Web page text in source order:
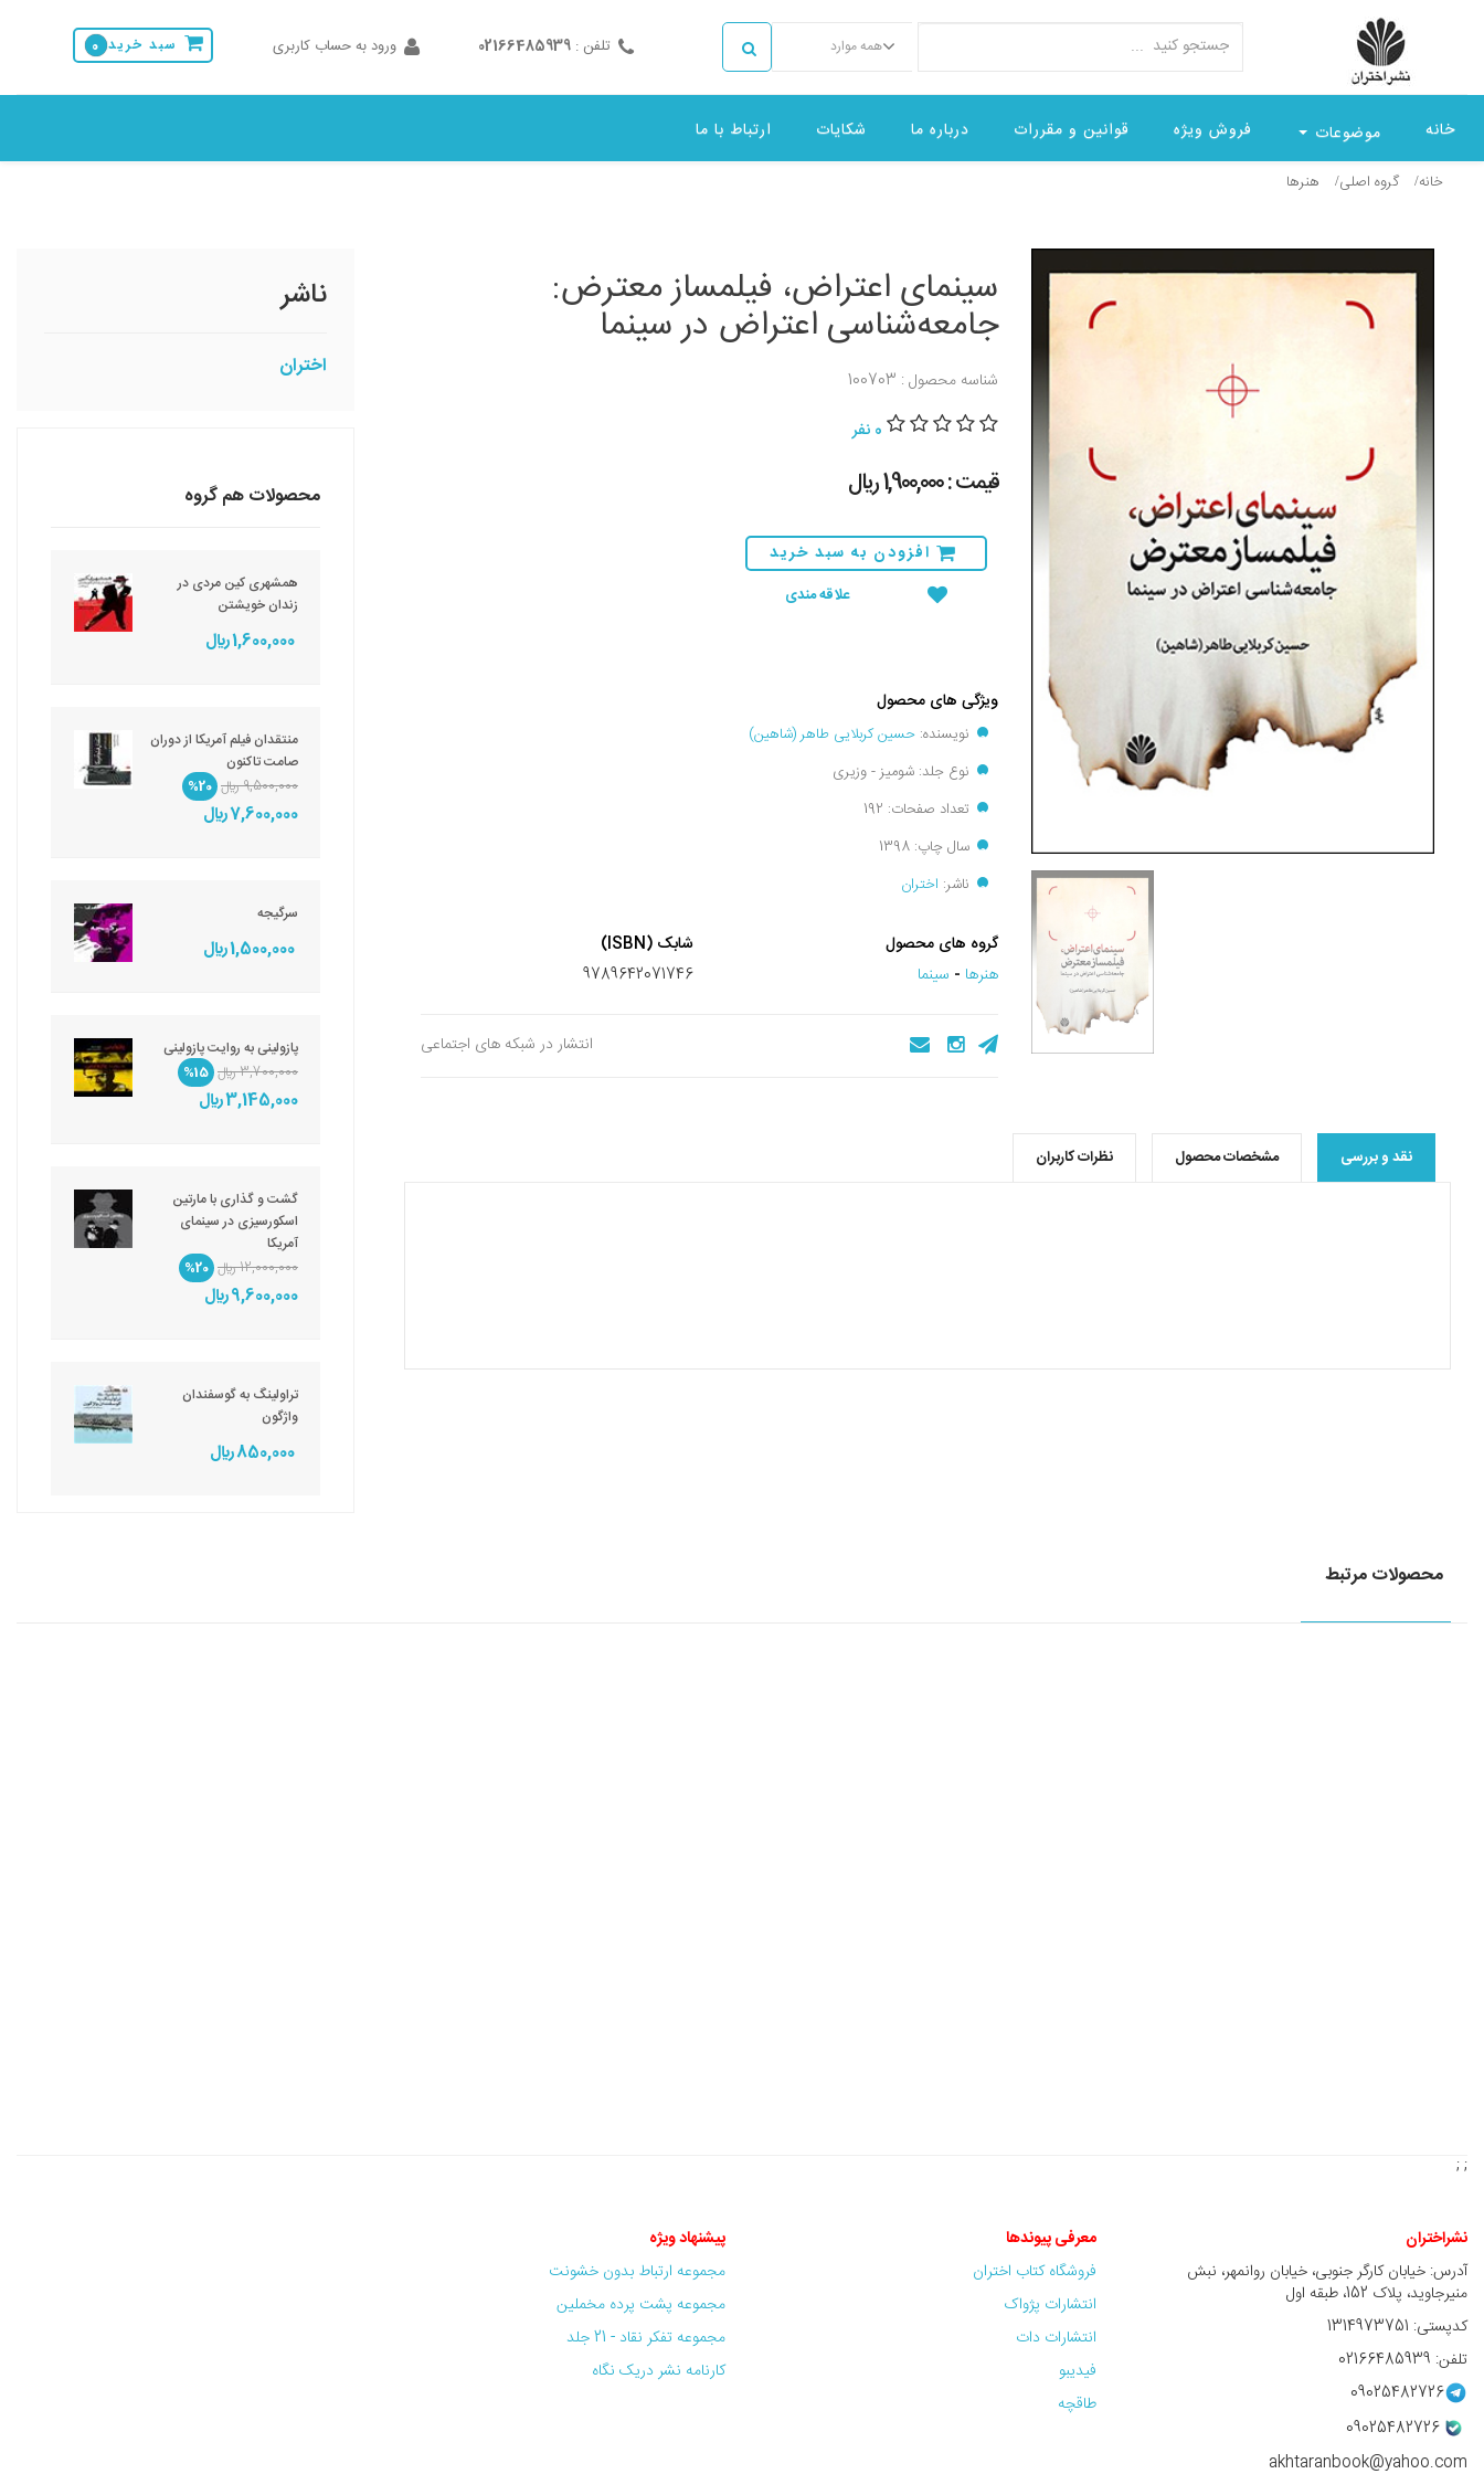
همه موارد تلفن : 02166485939 ورود به حساب کاربری سبد خرید 0
خانه موضوعات فروش ویژه قوانین و مقررات درباره ما شکایات ارتباط با ما
خانه گروه اصلی هنرها
سینمای اعتراض، فیلمساز معترض:
جامعه‌شناسی اعتراض در سینما
شناسه محصول : 100703
0 نفر
قیمت : 1,900,000 ريال
افزودن به سبد خرید
علاقه مندی
ویژگی های محصول
نویسنده: حسین کربلایی طاهر (شاهین)
نوع جلد: شومیز - وزیری
تعداد صفحات: 192
سال چاپ: 1398
ناشر: اختران
گروه های محصول
هنرها - سينما
شابک (ISBN)
9789642071746
انتشار در شبکه های اجتماعی
نقد و بررسی مشخصات محصول نظرات کاربران
ناشر
اختران
محصولات هم گروه
همشهری کین مردی در
زندان خویشتن
1,600,000 ريال
منتقدان فیلم آمریکا از دوران
صامت تاکنون
9,500,000 ريال
%20
7,600,000 ريال
سرگیجه
1,500,000 ريال
پازولینی به روایت پازولینی
3,700,000 ريال
%15
3,145,000 ريال
گشت و گذاری با مارتین
اسکورسیزی در سینمای
آمریکا
12,000,000 ريال
%20
9,600,000 ريال
تراولینگ به گوسفندان
واژگون
850,000 ريال
محصولات مرتبط
; ;
نشراختران
آدرس: خیابان کارگر جنوبی، خیابان روانمهر، نبش
منیرجاوید، پلاک 152، طبقه اول
کدپستی: 1314973751
تلفن: 02166485939
09025482726
09025482726
akhtaranbook@yahoo.com
معرفی پیوندها
فروشگاه کتاب اختران
انتشارات پژواک
انتشارات دات
فیدیبو
طاقچه
پیشنهاد ویژه
مجموعه ارتباط بدون خشونت
مجموعه پشت پرده مخملین
مجموعه تفکر نقاد - 21 جلد
کارنامه نشر دریک نگاه